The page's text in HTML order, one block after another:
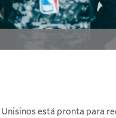
está pronta para